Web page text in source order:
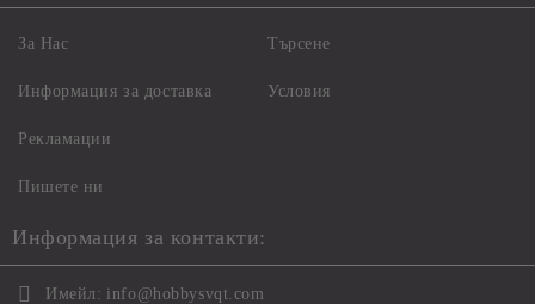
За Нас
Информация за доставка
Рекламации
Пишете ни
Търсене
Условия
Информация за контакти:
Имейл: info@hobbysvqt.com